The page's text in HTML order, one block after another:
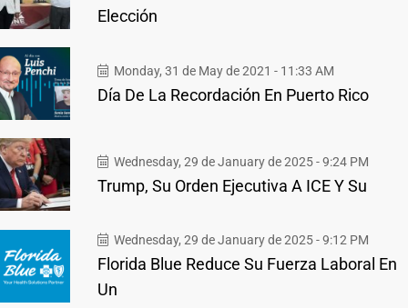
Elección
Monday, 31 de May de 2021 - 11:33 AM
Día De La Recordación En Puerto Rico
Wednesday, 29 de January de 2025 - 9:24 PM
Trump, Su Orden Ejecutiva A ICE Y Su
Wednesday, 29 de January de 2025 - 9:12 PM
Florida Blue Reduce Su Fuerza Laboral En
Un